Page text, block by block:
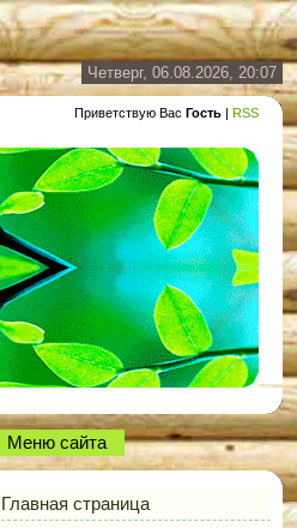
Четверг, 06.08.2026, 20:07
Приветствую Вас Гость | RSS
Меню сайта
Главная страница